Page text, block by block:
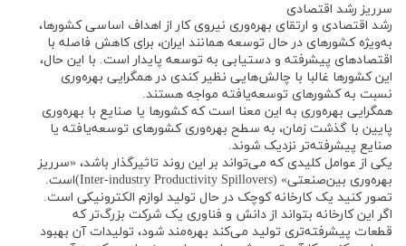
سرریز رشد اقتصادی
رشد اقتصادی و ارتقای بهره‌وری نیروی کار از اهداف اساسی کشورها،
به‌ویژه کشورهای در حال توسعه همانند ایران، برای کاهش فاصله با
اقتصادهای پیشرفته و دستیابی به توسعه پایدار است. با این حال،
این کشورها غالبا با چالش‌هایی نظیر کندی در همگرایی بهره‌وری
نسبت به کشورهای توسعه‌یافته مواجه هستند.
همگرایی بهره‌وری به این معنا است که کشورها یا صنایع با بهره‌وری
پایین با گذشت زمان، به سطح بهره‌وری کشورهای توسعه‌یافته یا
صنایع پیشرفته‌تر نزدیک شوند.
یکی از عوامل کلیدی که می‌تواند بر این روند تاثیرگذار باشد، «سرریز
بهره‌وری بین‌صنعتی» (Inter-industry Productivity Spillovers)است.
تصور کنید یک کارخانه کوچک در حال تولید لوازم الکترونیکی است.
اگر این کارخانه بتواند از دانش و فناوری یک شرکت بزرگ‌تر که
قطعات پیشرفته‌تری تولید می‌کند بهره‌مند شود، تولیدات آن بهبود